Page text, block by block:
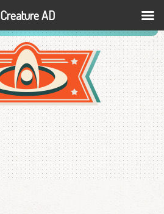
Creature AD